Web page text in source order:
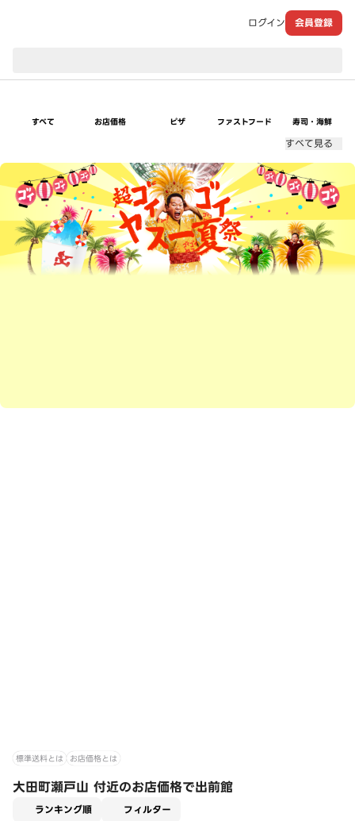
ログイン 会員登録
すべて お店価格 ピザ ファストフード 寿司・海鮮
すべて見る
超ゴイゴイヤスー夏祭
標準送料とは お店価格とは
大田町瀬戸山 付近のお店価格で出前館
ランキング順 フィルター